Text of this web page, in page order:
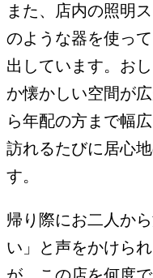
また、店内の照明
のような器を使っ
出しています。お
か懐かしい空間が
ら年配の方まで幅
訪れるたびに居心
す。
帰り際にお二人か
い」と声をかけら